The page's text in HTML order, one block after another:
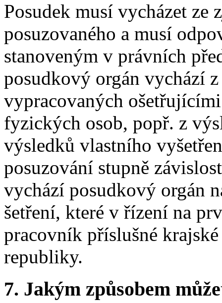
Posudek musí vycházet ze
posuzovaného a musí
stanoveným v právních
posudkový orgán vychází
vypracovaných
fyzických osob, popř. z
výsledků vlastního
posuzování stupně
vychází posudkový orgán
šetření, které v řízení na
pracovník příslušné
republiky.
7. Jakým způsobem